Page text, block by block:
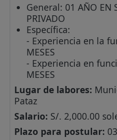
General: 01 AÑO EN
PRIVADO
Específica:
- Experiencia en la
MESES
- Experiencia en
MESES
Lugar de labores:
Pataz
Salario: S/. 2,000.00
Plazo para postular: